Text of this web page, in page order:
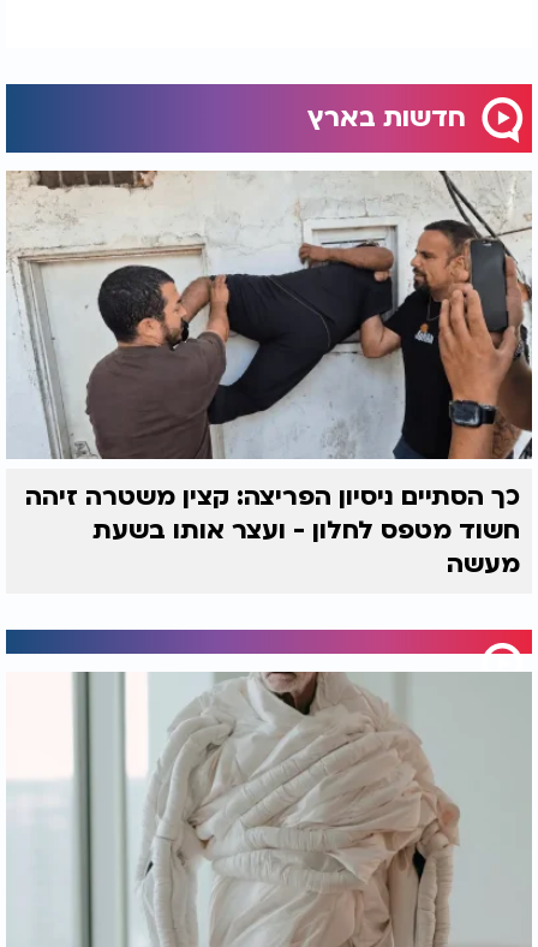
חדשות בארץ
כך הסתיים ניסיון הפריצה: קצין משטרה זיהה
חשוד מטפס לחלון - ועצר אותו בשעת
מעשה